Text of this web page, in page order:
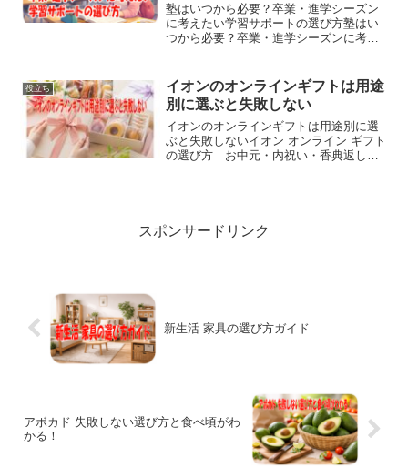
塾はいつから必要？卒業・進学シーズン
に考えたい学習サポートの選び方塾はい
つから必要？卒業・進学シーズンに考え
強について考える家庭も多くなります。
新しい学年に進むタイミン...
役立ち
イオンのオンラインギフトは用途
別に選ぶと失敗しない
イオンのオンラインギフトは用途別に選
ぶと失敗しないイオン オンライン ギフト
の選び方｜お中元・内祝い・香典返しま
スポンサードリンク
新生活 家具の選び方ガイド
アボカド 失敗しない選び方と食べ頃がわ
かる！